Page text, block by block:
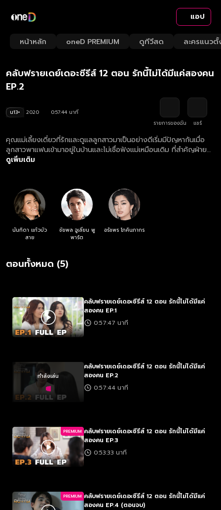
แอป
หน้าหลัก oneD PREMIUM ดูทีวีสด ละครแนวตั้
Loaded:
1.73%
Rate
คลับฟรายเดย์เดอะซีรีส์ 12 ตอน รักนี้ไม่ได้มีแค่สองคน
EP.2
น13+ 2020
0:57:44 นาที
รายการของฉัน
แชร์
คุณแม่เลี้ยงเดี่ยวที่รักและดูแลลูกสาวมาเป็นอย่างดีเริ่มมีปัญหากันเมื่อ
ลูกสาวพาแฟนเข้ามาอยู่ในบ้านและไม่เชื่อฟังแม่เหมือนเดิม ที่สำคัญฝ่าย
ชายไม่คิดที่จะแต่งงานให้ถูกต้องแถมยังมีความลับบางอย่างซ่อนอยู่
ดูเพิ่มเติม
นันทิดา แก้วบัว
สาย
ชัยพล จูเลี่ยน พู
พาร์ต
อรัชพร โภคินภากร
ตอนทั้งหมด (5)
คลับฟรายเดย์เดอะซีรีส์ 12 ตอน รักนี้ไม่ได้มีแค่
สองคน EP.1
0:57:47 นาที
กำลังเล่น
คลับฟรายเดย์เดอะซีรีส์ 12 ตอน รักนี้ไม่ได้มีแค่
สองคน EP.2
0:57:44 นาที
PREMIUM คลับฟรายเดย์เดอะซีรีส์ 12 ตอน รักนี้ไม่ได้มีแค่
สองคน EP.3
0:53:33 นาที
PREMIUM คลับฟรายเดย์เดอะซีรีส์ 12 ตอน รักนี้ไม่ได้มีแค่
สองคน EP.4 (ตอนจบ)